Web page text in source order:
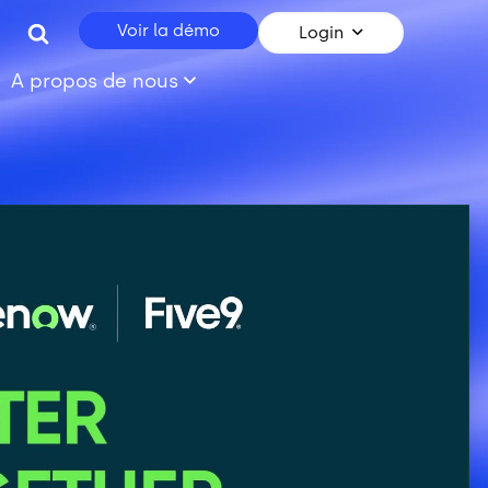
Voir la démo Login
A propos de nous